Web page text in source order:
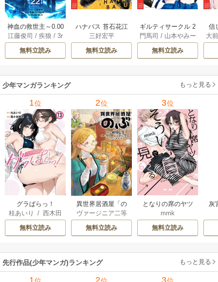
神血の救世主～0.00
000001％を引き当
て最強へ～【電子
書籍特典付】 22巻
江藤俊司 /疾狼 /3r
d Ie/Studio No.9
無料立読み
ハナバス 苔石花江
のバスケ論 7巻
三好宏平
無料立読み
ギルティサークル 2
1巻
門馬司 / 山本やみー
無料立読み
信
に
の
れ
メ
大
少年マンガランキング もっと見る
1位
グラぱらっ！
桂あいり
/西木田
景志
無料立読み
2位
異世界居酒屋「の
ぶ」
ヴァージニア二等
蝉川夏哉
無料立読み
3位
となりの席のヤツ
がそういう目で見
てくる
mmk
無料立読み
灰
先行作品(少年マンガ)ランキング もっと見る
1 2 3